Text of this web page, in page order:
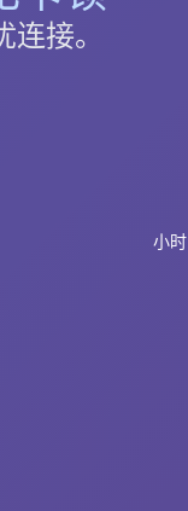
接。
小时